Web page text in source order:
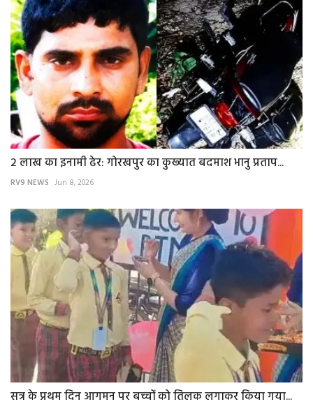
2 लाख का इनामी ढेर: गोरखपुर का कुख्यात बदमाश भानु प्रताप...
RV9 NEWS Jun 8, 2026
सत्र के प्रथम दिन आगमन पर बच्चों को तिलक लगाकर किया गया...